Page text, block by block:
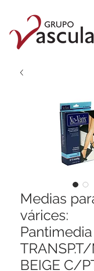
Medias
várices:
BEIGE C/